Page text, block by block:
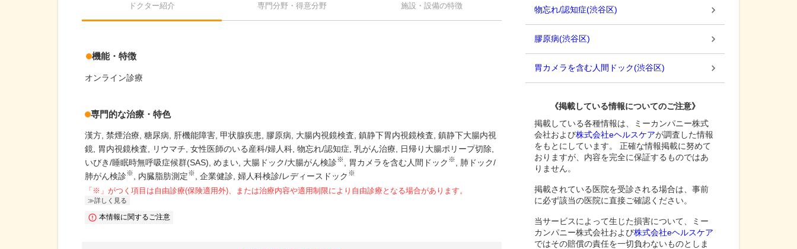
ドクター紹介 専門分野・得意分野 施設・設備の特徴
機能・特徴
オンライン診療
専門的な治療・特色
漢方 禁煙治療 糖尿病 肝機能障害 甲状腺疾患 膠原病 大腸内視鏡検査 鎮静下胃内視鏡検査 鎮静下大腸内視
鏡
胃内視鏡検査 リウマチ 女性医師のいる産科/婦人科 物忘れ/認知症 乳がん治療
日帰り大腸ポリープ切除
いびき/睡眠時無呼吸症候群(SAS) めまい 大腸ドック/大腸がん検診※ 胃カメラを含む人間ドック ※
肺ドック/
肺がん検診※ 内臓脂肪測定※ 企業健診 婦人科検診/レディースドック ※
「※」がつく項目は自由診療(保険適用外)、または治療内容や適用制限により自由診療となる場合があります。
詳しく見る
本情報に関するご注意
物忘れ/認知症(渋谷区)
膠原病(渋谷区)
胃カメラを含む人間ドック(渋谷区)
《掲載している情報についてのご注意》
掲載している各種情報は、ミーカンパニー株式
会社および株式会社eヘルスケアが調査した情報
をもとにしています。 正確な情報掲載に努めて
おりますが、内容を完全に保証するものではあ
りません。
掲載されている医院を受診される場合は、事前
に必ず該当の医院に直接ご確認ください。
当サービスによって生じた損害について、ミー
カンパニー株式会社および株式会社eヘルスケア
ではその賠償の責任を一切負わないものとしま